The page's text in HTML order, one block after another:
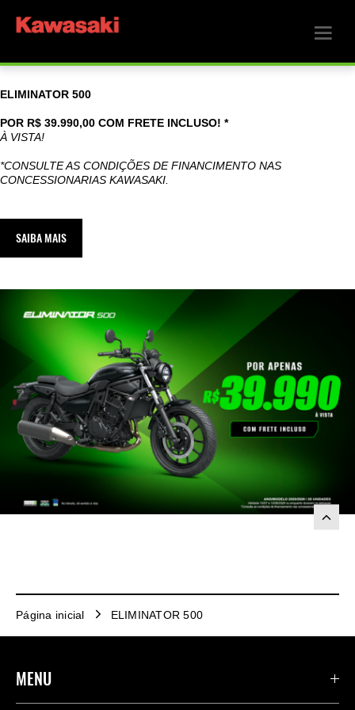
ELIMINATOR 500
POR R$ 39.990,00 COM FRETE INCLUSO! *
À VISTA!
*CONSULTE AS CONDIÇÕES DE FINANCIMENTO NAS
CONCESSIONARIAS KAWASAKI.
SAIBA MAIS
Página inicial ELIMINATOR 500
MENU